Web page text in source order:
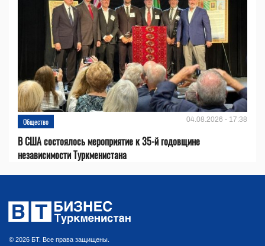
Общество 04.08.2026 - 17:38
В США состоялось мероприятие к 35-й годовщине
независимости Туркменистана
© 2026 БТ. Все права защищены.